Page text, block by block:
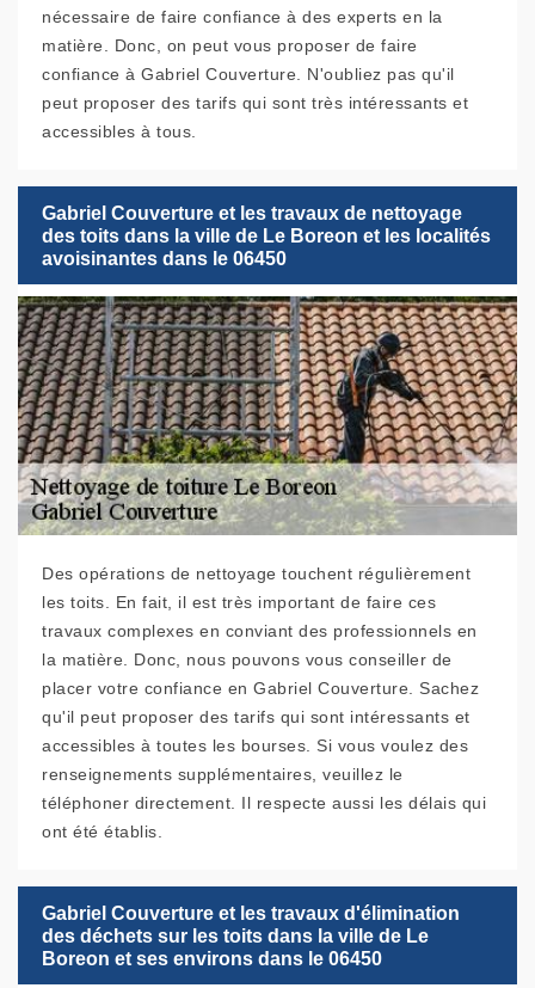
nécessaire de faire confiance à des experts en la
matière. Donc, on peut vous proposer de faire
confiance à Gabriel Couverture. N'oubliez pas qu'il
peut proposer des tarifs qui sont très intéressants et
accessibles à tous.
Gabriel Couverture et les travaux de nettoyage
des toits dans la ville de Le Boreon et les localités
avoisinantes dans le 06450
Des opérations de nettoyage touchent régulièrement
les toits. En fait, il est très important de faire ces
travaux complexes en conviant des professionnels en
la matière. Donc, nous pouvons vous conseiller de
placer votre confiance en Gabriel Couverture. Sachez
qu'il peut proposer des tarifs qui sont intéressants et
accessibles à toutes les bourses. Si vous voulez des
renseignements supplémentaires, veuillez le
téléphoner directement. Il respecte aussi les délais qui
ont été établis.
Gabriel Couverture et les travaux d'élimination
des déchets sur les toits dans la ville de Le
Boreon et ses environs dans le 06450